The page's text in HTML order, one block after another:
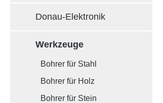
Donau-Elektronik
Werkzeuge
Bohrer für Stahl
Bohrer für Holz
Bohrer für Stein